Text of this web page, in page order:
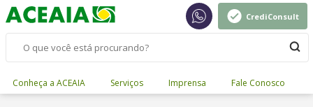
CrediConsult
Conheça a ACEAIA Serviços Imprensa Fale Conosco